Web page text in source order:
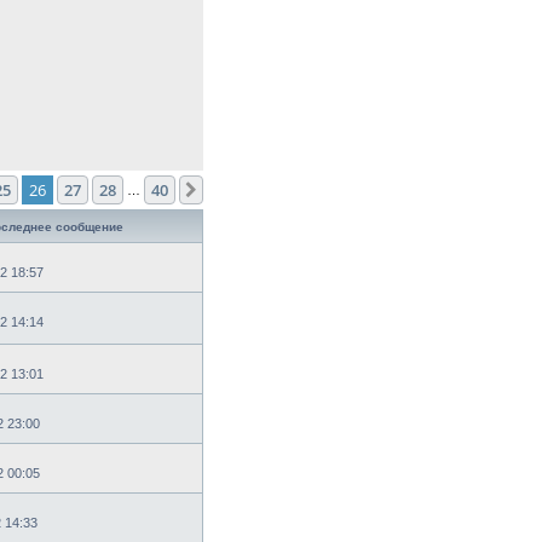
26 27 28 40
сообщение
18:57
14:14
13:01
23:00
00:05
14:33